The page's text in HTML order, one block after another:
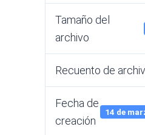
Tamaño del
archivo
Recuento de
Fecha de
creación
14 de